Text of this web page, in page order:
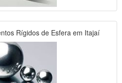
Rígidos de Esfera em Itajaí